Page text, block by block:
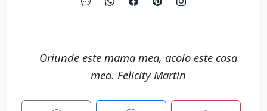
Oriunde este mama mea, acolo este casa
mea. Felicity Martin